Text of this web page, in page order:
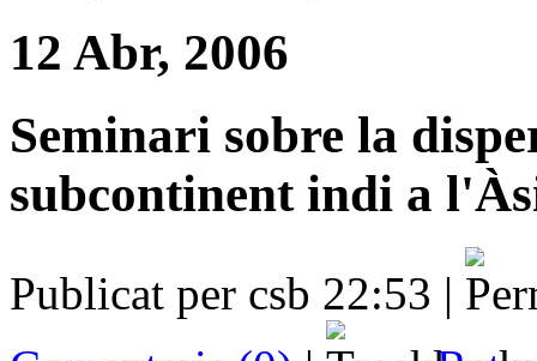
12 Abr, 2006
Seminari sobre la
subcontinent indi a
Publicat per csb 22:53 |